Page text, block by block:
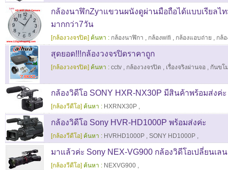
กล้องนาฬิกZyาแขวนผนังดูผ่านมือถือได้แบบเรียลไ
มากกว่า7วัน
[กล้องวงจรปิด] ค้นหา : กล้องนาฬิกา , กล้องwifi , กล้องแอบถ่าย , กล้
สุดยอด!!!กล้องวงจรปิดราคาถูก
[กล้องวงจรปิด] ค้นหา : cctv , กล้องวงจรปิด , เรื่องจริงผ่านจอ , กันขโ
กล้องวิดีโอ SONY HXR-NX30P มีสินค้าพร้อมส่งค่ะ
[กล้องวีดีโอ] ค้นหา : HXRNX30P ,
กล้องวิดีโอ Sony HVR-HD1000P พร้อมส่งค่ะ
[กล้องวีดีโอ] ค้นหา : HVRHD1000P , SONY HD1000P ,
มาแล้วค่ะ Sony NEX-VG900 กล้องวิดีโอเปลี่ยนเล
[กล้องวีดีโอ] ค้นหา : NEXVG900 ,